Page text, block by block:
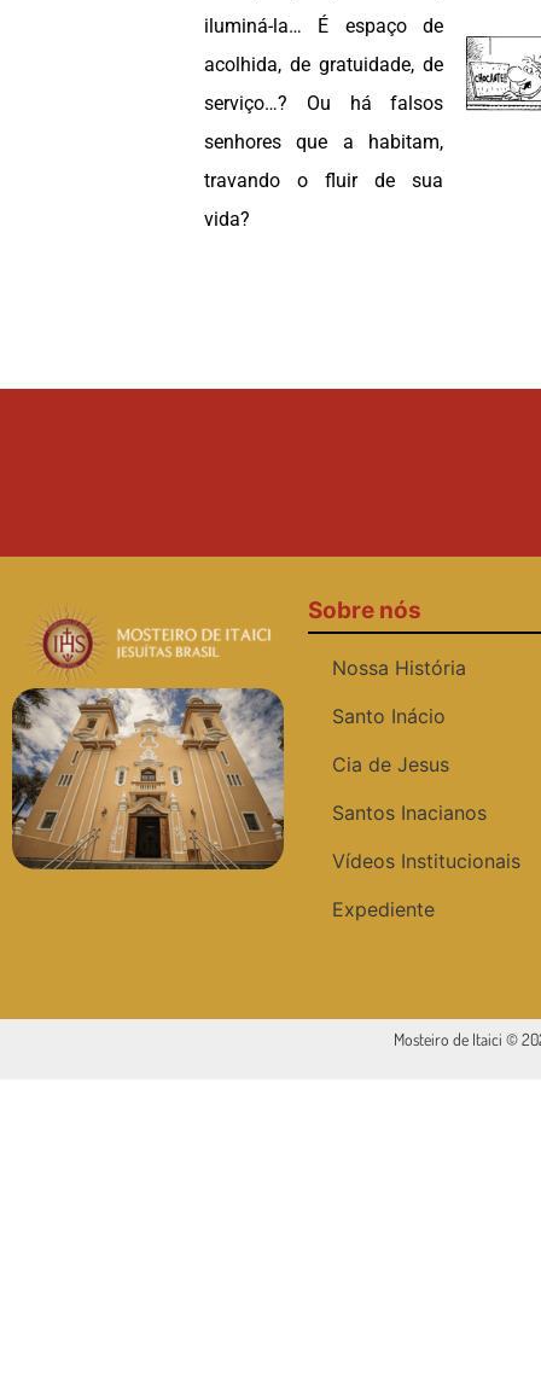
iluminá-la… É espaço de
acolhida, de gratuidade, de
serviço…? Ou há falsos
senhores que a habitam,
travando o fluir de sua
vida?
Sobre nós
Nossa História
Santo Inácio
Cia de Jesus
Santos Inacianos
Vídeos Institucionais
Expediente
Mosteiro de Itaici ©